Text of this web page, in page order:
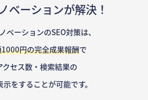
ベーションが解決！
ベーションのSEO対策は、
円の完全成果報酬で
クセス数・検索結果の
示をすることが可能です。